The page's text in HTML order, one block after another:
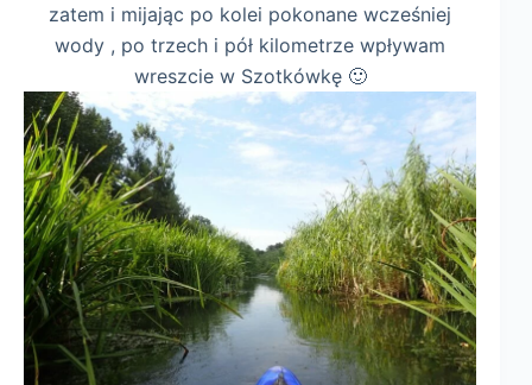
zatem i mijając po kolei pokonane wcześniej
wody , po trzech i pół kilometrze wpływam
wreszcie w Szotkówkę 🙂